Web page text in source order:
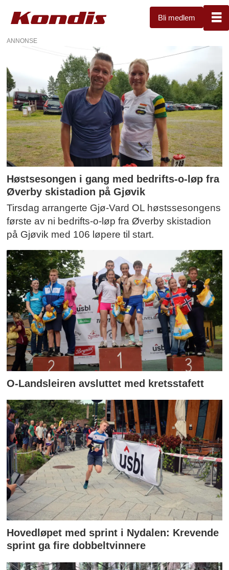
Bli medlem
Orientering
ANNONSE
Høstsesongen i gang med bedrifts-o-løp fra
Øverby skistadion på Gjøvik
Tirsdag arrangerte Gjø-Vard OL høstssesongens
første av ni bedrifts-o-løp fra Øverby skistadion
på Gjøvik med 106 løpere til start.
O-Landsleiren avsluttet med kretsstafett
Hovedløpet med sprint i Nydalen: Krevende
sprint ga fire dobbeltvinnere